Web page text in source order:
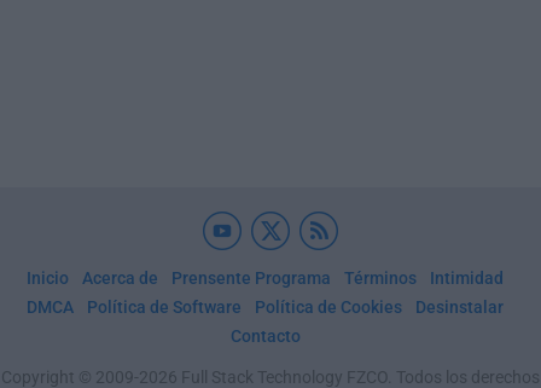
Inicio Acerca de Prensente Programa Términos
Intimidad
DMCA
Política de Software Política de Cookies
Desinstalar
Contacto
Copyright © 2009-2026 Full Stack Technology FZCO. Todos los derechos